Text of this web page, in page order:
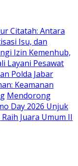
Citatah: Antara
Isu, dan
Izin Kemenhub,
Layani Pesawat
Polda Jabar
Keamanan
Mendorong
Day 2026 Unjuk
Juara Umum II